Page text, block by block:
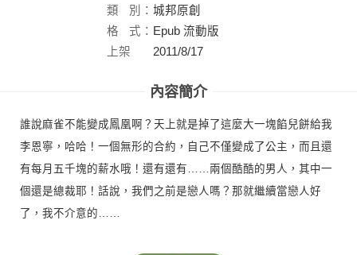
社：
類
別： 城邦原創
格
式： Epub 流動版
上架
2011/8/17
內容簡介
誰說麻雀不能變成鳳凰啊？天上就是掉了這麼大一塊餡兒餅給我
李恩寧，哈哈！一個無形的合約，自己不僅變成了公主，而且還
有每月五千塊的薪水哦！還有還有……兩個酷酷的男人，其中一
個還是總裁耶！話說，我們之前是戀人嗎？那就繼續當戀人好
了，我不介意的……